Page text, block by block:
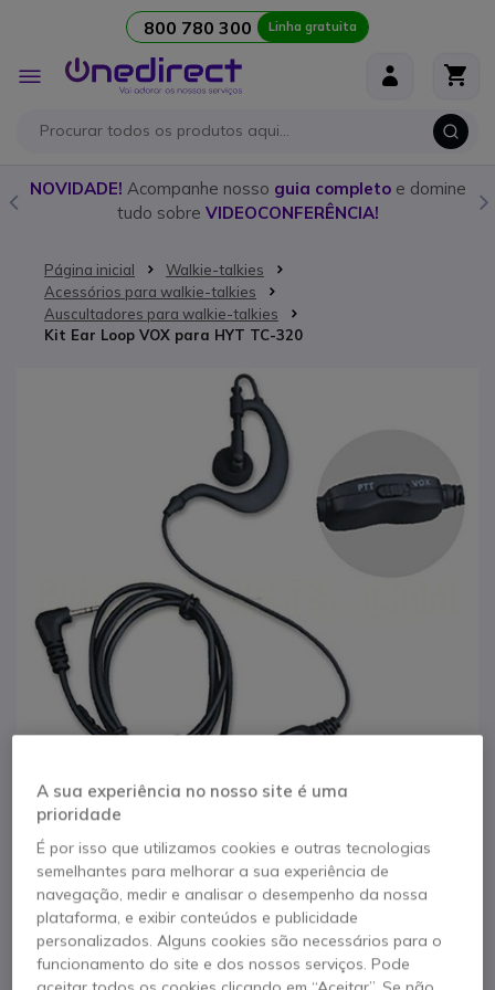
800 780 300 Linha gratuita
Alternar
Nav
NOVIDADE! Acompanhe nosso guia completoe domine
tudo sobre VIDEOCONFERÊNCIA!
Página inicial
Walkie-talkies
Acessórios para walkie-talkies
Auscultadores para walkie-talkies
Kit Ear Loop VOX para HYT TC-320
Kit Ear Loop VOX
para HYT TC-320
Referência produto: HYTEHS09 // Referência de fabricante: EHS09
Saltar para o final da Galeria de imagens
Saltar para o início da Galeria de imagens
A sua experiência no nosso site é uma
prioridade
É por isso que utilizamos cookies e outras tecnologias
semelhantes para melhorar a sua experiência de
navegação, medir e analisar o desempenho da nossa
plataforma, e exibir conteúdos e publicidade
personalizados. Alguns cookies são necessários para o
funcionamento do site e dos nossos serviços. Pode